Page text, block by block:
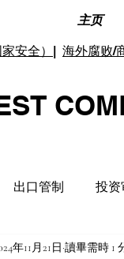
主页
安全） | 海外腐败/
出口管制 投资
数据合规及隐私保
年11月21日 讀畢需時 1